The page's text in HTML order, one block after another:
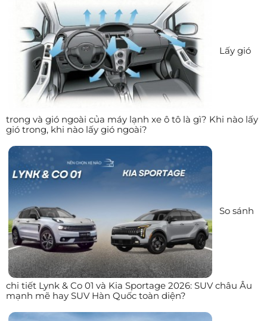
Lấy gió
trong và gió ngoài của máy lạnh xe ô tô là gì? Khi nào lấy
gió trong, khi nào lấy gió ngoài?
So sánh
chi tiết Lynk & Co 01 và Kia Sportage 2026: SUV châu Âu
mạnh mẽ hay SUV Hàn Quốc toàn diện?